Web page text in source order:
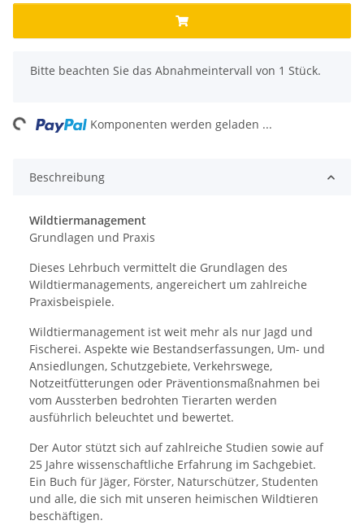
x
Bitte beachten Sie das Abnahmeintervall von 1 Stück.
Komponenten werden geladen ...
Beschreibung
Wildtiermanagement
Grundlagen und Praxis
Dieses Lehrbuch vermittelt die Grundlagen des
Wildtiermanagements, angereichert um zahlreiche
Praxisbeispiele.
Wildtiermanagement ist weit mehr als nur Jagd und
Fischerei. Aspekte wie Bestandserfassungen, Um- und
Ansiedlungen, Schutzgebiete, Verkehrswege,
Notzeitfütterungen oder Präventionsmaßnahmen bei
vom Aussterben bedrohten Tierarten werden
ausführlich beleuchtet und bewertet.
Der Autor stützt sich auf zahlreiche Studien sowie auf
25 Jahre wissenschaftliche Erfahrung im Sachgebiet.
Ein Buch für Jäger, Förster, Naturschützer, Studenten
und alle, die sich mit unseren heimischen Wildtieren
beschäftigen.